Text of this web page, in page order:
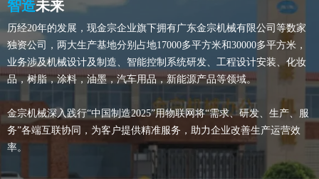
智造未来
历经20年的发展，现金宗企业旗下拥有广东金宗机械有限公司等数家
独资公司，两大生产基地分别占地17000多平方米和30000多平方米，
业务涉及机械设计及制造、智能控制系统研发、工程设计安装、化妆
品，树脂，涂料，油墨，汽车用品，新能源产品等领域。
金宗机械深入践行“中国制造2025”用物联网将“需求、研发、生产、服
务”各端互联协同，为客户提供精准服务，助力企业改善生产运营效
率。